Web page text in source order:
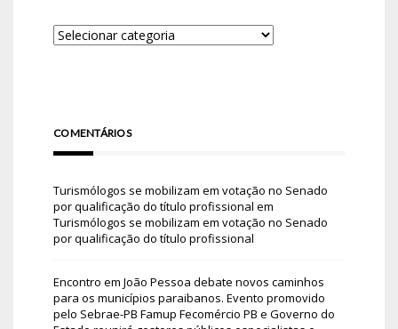
COMENTÁRIOS
Turismólogos se mobilizam em votação no Senado
por qualificação do título profissional em
Turismólogos se mobilizam em votação no Senado
por qualificação do título profissional
Encontro em João Pessoa debate novos caminhos
para os municípios paraibanos. Evento promovido
pelo Sebrae-PB Famup Fecomércio PB e Governo do